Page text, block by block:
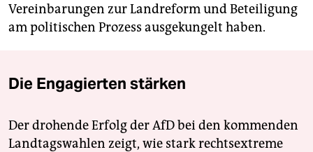
Vereinbarungen zur Landreform und Beteiligung
am politischen Prozess ausgekungelt haben.
Die Engagierten stärken
Der drohende Erfolg der AfD bei den kommenden
Landtagswahlen zeigt, wie stark rechtsextreme